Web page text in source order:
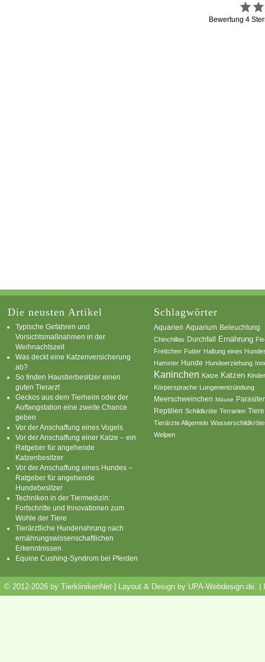
Bewertung 4
Die neusten Artikel
Typische Gefahren und
Vorsichtsmaßnahmen in der
Weihnachtszeit
Was deckt eine Katzenversicherung
ab?
So finden Haustierbesitzer einen
guten Tierarzt
Geckos aus dem Tierheim oder der
Auffangstation eine zweite Chance
geben
Vor der Anschaffung eines Vogels
Vor der Anschaffung einer Katze – ein
Ratgeber für angehende
Katzenbesitzer
Vor der Anschaffung eines Hundes –
Ratgeber für angehende
Hundebesitzer
Techniken in der Tiermedizin:
Fortschritte und Innovationen zum
Wohle der Tiere
Tierärztliche Hundenahrung nach
ernährungswissenschaftlichen
Erkenntnissen
Equine Cushing-Syndrom bei Pferden
Schlagwörter
Aquarien Aquarium Beleuchtung
Chinchillas Durchfall Ernährung
Frettchen Futter Haltung eines
Hamster Hunde Hundeerziehung
Kaninchen Katze Katzen
Körpersprache Lungenentzündung
Meerschweinchen Mäuse
Reptilien Schildkröte Terrarien Tiere
Tierärzte Allgemein
Welpen
© 2012-2026 by TierklinikenNet | Layout & Design by UPA-Webdesign.de.